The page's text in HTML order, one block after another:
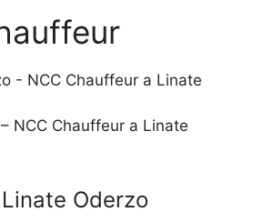
NCC Chauffeur a Linate
Oderzo